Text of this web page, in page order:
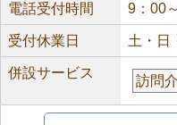
電話受付時間 9：00
受付休業日 土・日
併設サービス
訪問